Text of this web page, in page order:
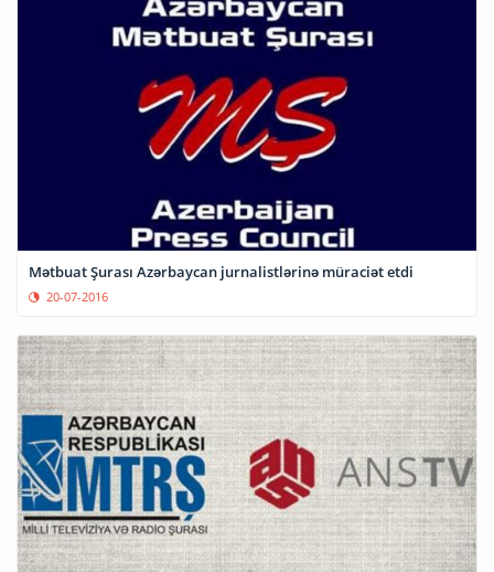
Mətbuat Şurası Azərbaycan jurnalistlərinə müraciət etdi
20-07-2016